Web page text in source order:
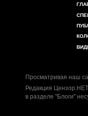
Просматривая наш
Редакция
в разделе "Блоги"